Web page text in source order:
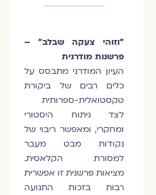
"וזוהי צעקה שבלב" –
פרשנות מודרנית
העיון המודרני מתבסס על
כלים רבים של ביקורת
טקסטואלית-ספרותית
לצד ניתוח היסטורי
ומחקרי, ומאפשר ריבוי של
נקודות מבט מעבר
למסורת הקלאסית.
מציאות פרשנית זו אפשרית
רבות בזכות התנועה